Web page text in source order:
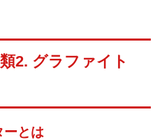
2. グラファイト
ーとは